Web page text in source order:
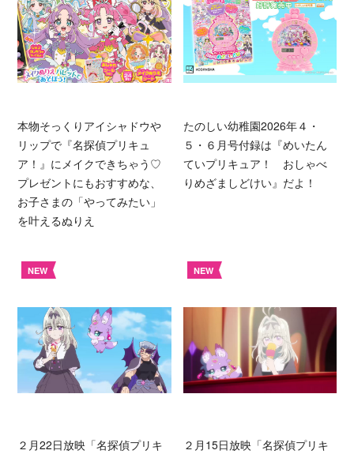
本物そっくりアイシャドウや
リップで『名探偵プリキュ
ア！』にメイクできちゃう♡
プレゼントにもおすすめな、
お子さまの「やってみたい」
を叶えるぬりえ
たのしい幼稚園2026年４・
５・６月号付録は『めいたん
ていプリキュア！ おしゃべ
りめざましどけい』だよ！
NEW
２月22日放映「名探偵プリキ
NEW
２月15日放映「名探偵プリキ